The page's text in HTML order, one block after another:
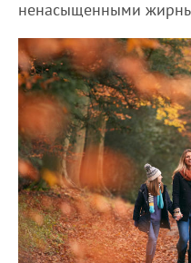
ненасыщенными